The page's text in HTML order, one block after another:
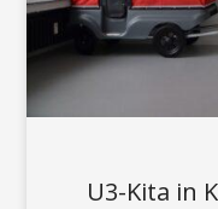
U3-Kita in